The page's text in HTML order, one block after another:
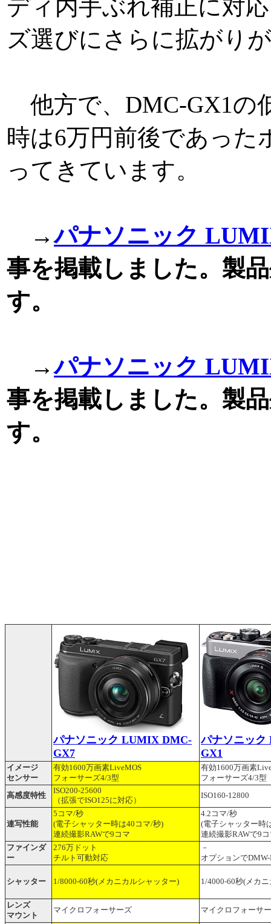
ディ内手ぶれ補正に対
ズ選びにさらに拡がり
他方で、DMC-GX1の
時は6万円前後であった
ってきています。
→パナソニック
事を掲載しました。製
す。
→パナソニック
事を掲載しました。製
す。
パナソニック LUMIX DMC-
GX7
パナソニッ
GX1
イメージ
センサー
有効1600万画素LiveMOS
フォーサーズ4/3型
有効1600万画素
フォーサーズ4/3型
高感度特性
ISO200-25600
（拡張でISO125に対応）
ISO160-12800
連写性能
5コマ/秒
(電子シャッター時は40コマ/秒)
連続撮影RAWで9コマ
4.2コマ/秒
(電子シャッター時
連続撮影RAWで9
ファインダ
ー
276万ドット
チルト可動対応
－
オプションで
シャッター 1/8000-60秒(メカニカルシャッター) 1/4000-60秒(メカ
レンズ
マウント
マイクロフォーサーズ マイクロフォーサ